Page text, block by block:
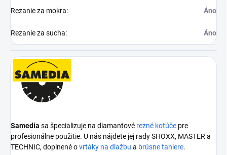
Rezanie za mokra: Áno
Rezanie za sucha: Áno
Samedia sa špecializuje na diamantové rezné kotúče pre
profesionálne použitie. U nás nájdete jej rady SHOXX, MASTER a
TECHNIC, doplnené ovrtáky na dlažbu a brúsne taniere.